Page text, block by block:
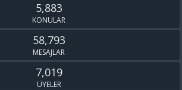
5,883
KONULAR
58,793
MESAJLAR
7,019
ÜYELER